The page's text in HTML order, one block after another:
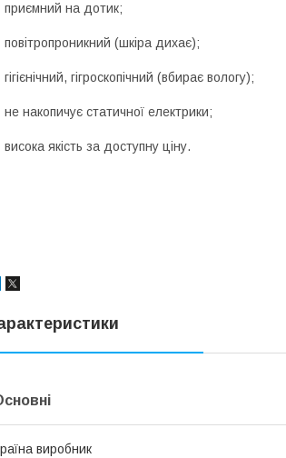
приємний на дотик;
повітропроникний (шкіра дихає);
гігієнічний, гігроскопічний (вбирає вологу);
не накопичує статичної електрики;
висока якість за доступну ціну.
виробник